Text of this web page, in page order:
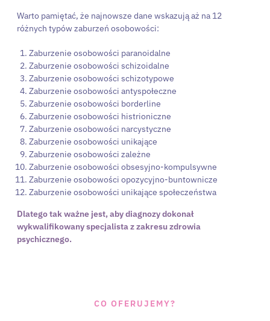
Warto pamiętać, że najnowsze dane wskazują aż na 12
różnych typów zaburzeń osobowości:
Zaburzenie osobowości paranoidalne
Zaburzenie osobowości schizoidalne
Zaburzenie osobowości schizotypowe
Zaburzenie osobowości antyspołeczne
Zaburzenie osobowości borderline
Zaburzenie osobowości histrioniczne
Zaburzenie osobowości narcystyczne
Zaburzenie osobowości unikające
Zaburzenie osobowości zależne
Zaburzenie osobowości obsesyjno-kompulsywne
Zaburzenie osobowości opozycyjno-buntownicze
Zaburzenie osobowości unikające społeczeństwa
Dlatego tak ważne jest, aby diagnozy dokonał
wykwalifikowany specjalista z zakresu zdrowia
psychicznego.
CO OFERUJEMY?